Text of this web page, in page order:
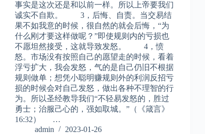
事实是这次还是和以前一样。所以上帝要我们
诚实不自欺。 3，后悔、自责。当交易结
果不如我意的时候，很自然的就会后悔，“为
什么刚才要这样做呢？”即使规则内的亏损也
不愿坦然接受，这就导致发怒。 4，愤
怒。市场没有按照自己的愿望走的时候，看着
浮亏扩大，我会发怒，气的是自己仍旧不根据
规则做单；想凭小聪明赚规则外的利润反招亏
损的时候会对自己发怒，做出各种不理智的行
为。所以圣经教导我们“不轻易发怒的，胜过
勇士；治服己心的，强如取城。”（《箴言》
16:32） …
admin
2023-01-26